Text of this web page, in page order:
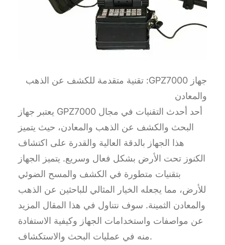
جهاز GPZ7000: تقنية متقدمة للكشف عن الذهب
والمعادن
يعتبر جهاز GPZ7000 أحد أحدث التقنيات في مجال
البحث والكشف عن الذهب والمعادن، حيث يتميز
هذا الجهاز بالدقة العالية والقدرة على اكتشاف
الكنوز تحت الأرض بشكل فعال وسريع. يتميز الجهاز
بتقنيات متطورة في الكشف والمسح الضوئي
للأرض، مما يجعله الخيار المثالي للباحثين عن الذهب
والمعادن الثمينة. سوف نتناول في هذا المقال المزيد
عن مواصفات واستخدامات الجهاز وكيفية الاستفادة
منه في عمليات البحث والاستكشاف.